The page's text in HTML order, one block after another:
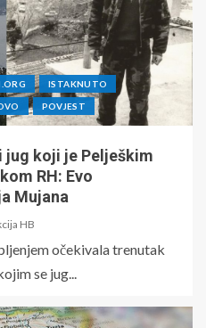
ISTAKNUTO
POVJEST
jug koji je Pelješkim
RH: Evo
Mujana
HB
očekivala trenutak
se jug...